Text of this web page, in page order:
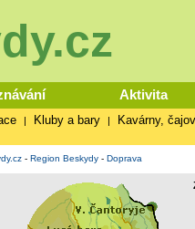
Aktivita
| Kluby a bary |
Kavárny,
- Region Beskydy - Doprava